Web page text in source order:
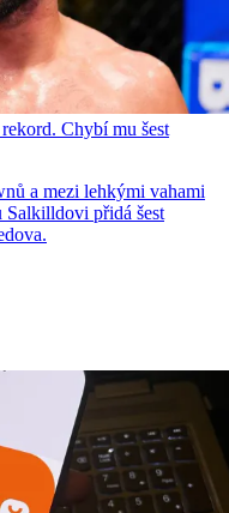
Chybí mu šest
a mezi lehkými vahami
přidá šest